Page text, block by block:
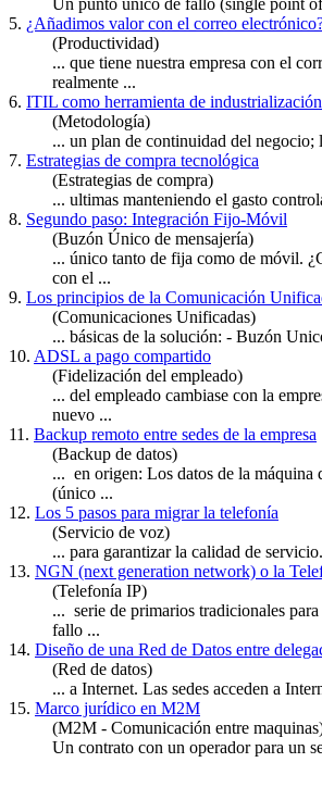
Un punto único de fallo (single point
5. ¿Añadimos valor con el correo
(Productividad)
... que tiene nuestra empresa con el
realmente ...
6. ITIL como herramienta de
(Metodología)
... un plan de continuidad del
7. Estrategias de compra tecnológica
(Estrategias de compra)
... ultimas manteniendo el gasto
8. Segundo paso: Integración Fijo-Móvil
(Buzón Único de mensajería)
... único tanto de fija como de móvil.
con el ...
9. Los principios de la Comunicación
(Comunicaciones Unificadas)
... básicas de la solución: - Buzón
10. ADSL a pago compartido
(Fidelización del empleado)
... del empleado cambiase con la
nuevo ...
11. Backup remoto entre sedes de la empresa
(Backup de datos)
... en origen: Los datos de la máquina
(único ...
12. Los 5 pasos para migrar la telefonía
(Servicio de voz)
... para garantizar la calidad de
13. NGN (next generation network) o la
(Telefonía IP)
... serie de primarios tradicionales
fallo ...
14. Diseño de una Red de Datos entre
(Red de datos)
... a Internet. Las sedes acceden a
15. Marco jurídico en M2M
(M2M - Comunicación entre
Un contrato con un operador para un